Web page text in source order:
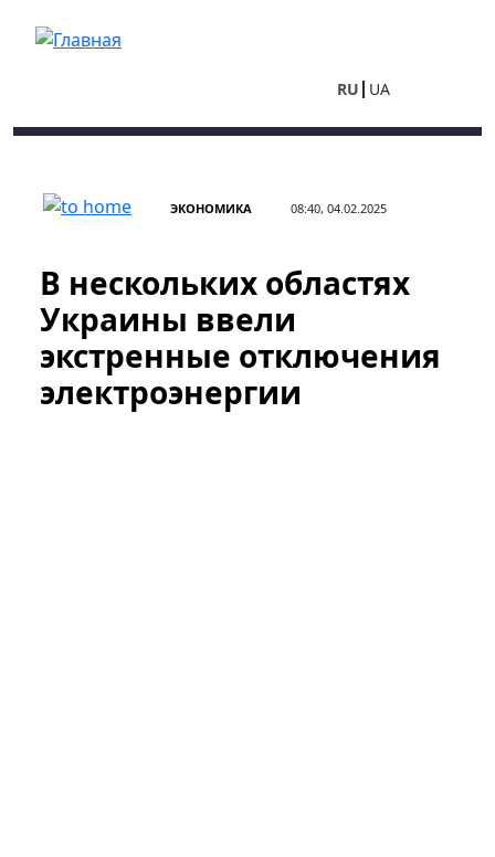
RU UA
ЭКОНОМИКА 08:40, 04.02.2025
В нескольких областях
Украины ввели
экстренные отключения
электроэнергии